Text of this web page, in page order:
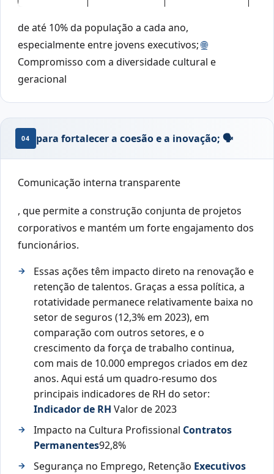
de até 10% da população a cada ano,
especialmente entre jovens executivos;🌐
Compromisso com a diversidade cultural e
geracional
04 para fortalecer a coesão e a inovação; 🗣️
Comunicação interna transparente
, que permite a construção conjunta de projetos
corporativos e mantém um forte engajamento dos
funcionários.
Essas ações têm impacto direto na renovação e
retenção de talentos. Graças a essa política, a
rotatividade permanece relativamente baixa no
setor de seguros (12,3% em 2023), em
comparação com outros setores, e o
crescimento da força de trabalho continua,
com mais de 10.000 empregos criados em dez
anos. Aqui está um quadro-resumo dos
principais indicadores de RH do setor:
Indicador de RH Valor de 2023
Impacto na Cultura Profissional Contratos
Permanentes92,8%
Segurança no Emprego, Retenção Executivos